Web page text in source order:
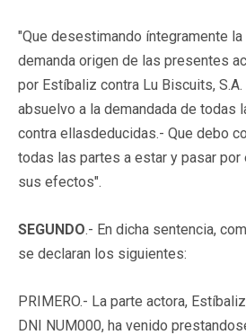
"Que desestimando íntegramente
demanda origen de las presentes
por Estíbaliz contra Lu Biscuits,
absuelvo a la demandada de todas
contra ellasdeducidas.- Que debo
todas las partes a estar y pasar por
sus efectos".
SEGUNDO.- En dicha sentencia,
se declaran los siguientes:
PRIMERO.- La parte actora,
DNI NUM000, ha venido